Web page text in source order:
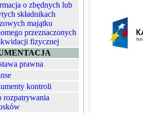
o zbędnych lub
składnikach
majątku
przeznaczonych
fizycznej
prawna
kontroli
rozpatrywania